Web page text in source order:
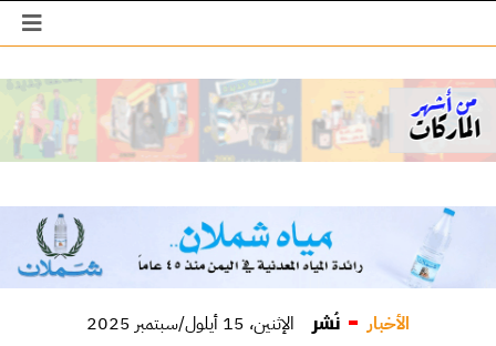
الأخبار نُشر الإثنين، 15 أيلول/سبتمبر 2025